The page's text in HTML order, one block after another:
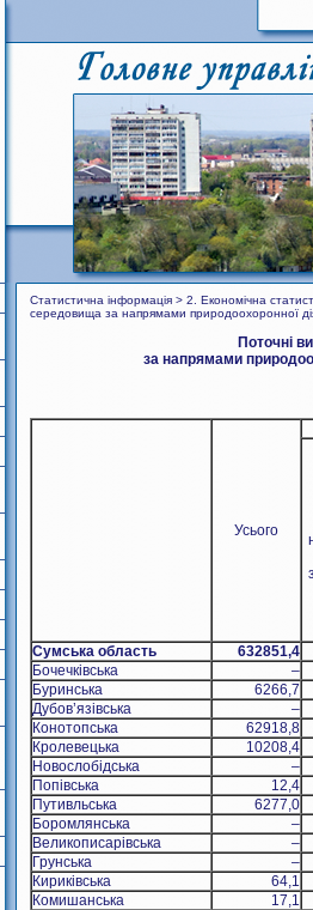
Статистична інформація > 2. Економічна
середовища за напрямами природоохоронної
Поточні
за напрямами
Усього
Сумська область
632851,4
Бочечківська
–
Буринська
6266,7
Дубов’язівська
–
Конотопська
62918,8
Кролевецька
10208,4
Новослобідська
–
Попівська
12,4
Путивльська
6277,0
Боромлянська
–
Великописарівська
–
Грунська
–
Кириківська
64,1
Комишанська
17,1